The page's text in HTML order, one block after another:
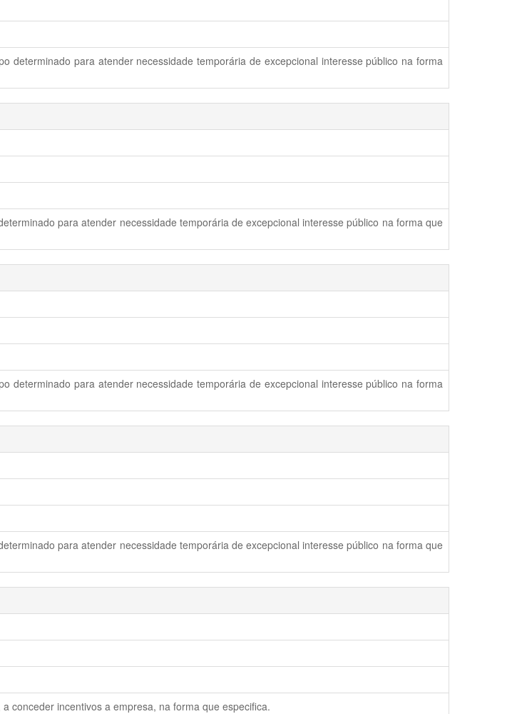
determinado para atender necessidade temporária de excepcional interesse público na forma
para atender necessidade temporária de excepcional interesse público na forma que
determinado para atender necessidade temporária de excepcional interesse público na forma
para atender necessidade temporária de excepcional interesse público na forma que
conceder incentivos a empresa, na forma que especifica.